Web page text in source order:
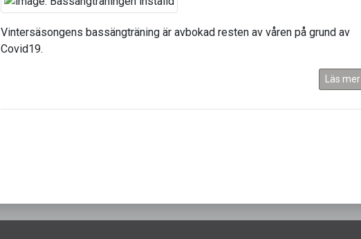
Vintersäsongens bassängträning är avbokad resten av våren på grund av
Covid19.
Läs mer